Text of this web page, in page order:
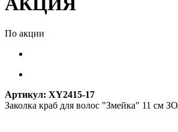
По акции
Артикул: XY2415-17
Заколка краб для волос "Змейка" 11